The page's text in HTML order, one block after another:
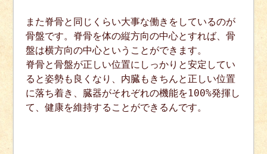
また脊骨と同じくらい大事な働きをしているのが
骨盤です。脊骨を体の縦方向の中心とすれば、骨
盤は横方向の中心ということができます。
脊骨と骨盤が正しい位置にしっかりと安定してい
ると姿勢も良くなり、内臓もきちんと正しい位置
に落ち着き、臓器がそれぞれの機能を100%発揮し
て、健康を維持することができるんです。